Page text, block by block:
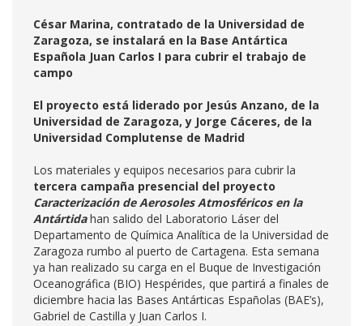
César Marina, contratado de la Universidad de
Zaragoza, se instalará en la Base Antártica
Española Juan Carlos I para cubrir el trabajo de
campo
El proyecto está liderado por Jesús Anzano, de la
Universidad de Zaragoza, y Jorge Cáceres, de la
Universidad Complutense de Madrid
Los materiales y equipos necesarios para cubrir la
tercera campaña presencial del proyecto
Caracterización de Aerosoles Atmosféricos en la
Antártidahan salido del Laboratorio Láser del
Departamento de Química Analítica de la Universidad de
Zaragoza rumbo al puerto de Cartagena. Esta semana
ya han realizado su carga en el Buque de Investigación
Oceanográfica (BIO) Hespérides, que partirá a finales de
diciembre hacia las Bases Antárticas Españolas (BAE’s),
Gabriel de Castilla y Juan Carlos I.